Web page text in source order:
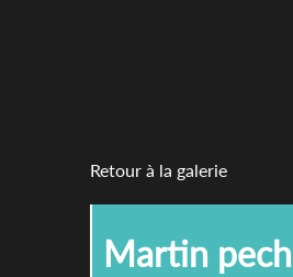
Retour à la galerie
Martin